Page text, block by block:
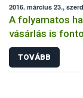
2016. március 23.,
A folyamatos
vásárlás is
TOVÁBB